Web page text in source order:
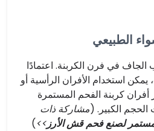
الطبيعي
الجاف في فرن الكربنة. اعتمادًا
استخدام الأفران الرأسية أو
أفران كربنة الفحم المستمرة
الكبير. (مشاركة ذات
لصنع فحم قش الأرز>>
)